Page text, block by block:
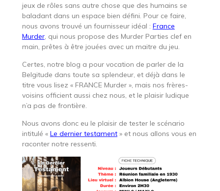
jeux de rôles sans autre chose que des humains se
baladant dans un espace bien défini. Pour ce faire,
nous avons trouvé un fournisseur idéal : France
Murder, qui nous propose des Murder Parties clef en
main, prêtes à être jouées avec un maitre du jeu.
Certes, notre blog a pour vocation de parler de la
Belgitude dans toute sa splendeur, et déjà dans le
titre vous lisez « FRANCE Murder », mais nos frères-
voisins officient aussi chez nous, et le plaisir ludique
n’a pas de frontière.
Nous avons donc eu le plaisir de tester le scénario
intitulé « Le dernier testament» et nous allons vous en
raconter notre ressenti.